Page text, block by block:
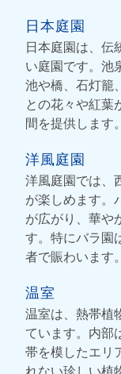
日本庭園
日本庭園は、伝
い庭園です。池
池や橋、石灯籠
との花々や紅葉
間を提供します。
洋風庭園
洋風庭園では、
が楽しめます。
が広がり、華や
す。特にバラ園
者で賑わいます。
温室
温室は、熱帯植
ています。内部
帯を模したエリ